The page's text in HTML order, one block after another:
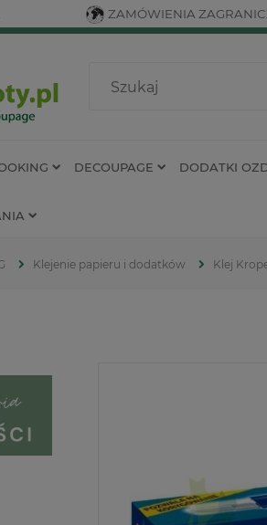
ZAMÓWIENIA
DECOUPAGE DODATKI
Klejenie papieru i dodatków Klej